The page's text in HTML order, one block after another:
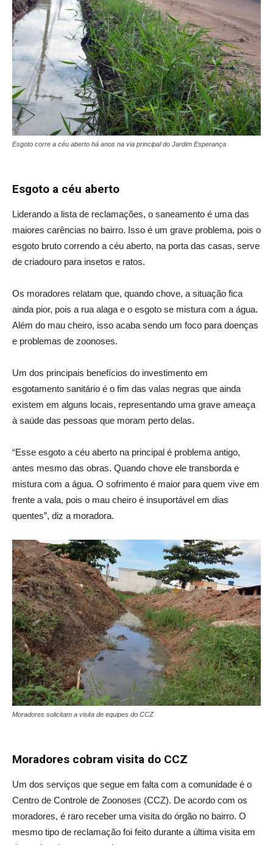
Esgoto corre a céu aberto há anos na via principal do Jardim Esperança
Esgoto a céu aberto
Liderando a lista de reclamações, o saneamento é uma das
maiores carências no bairro. Isso é um grave problema, pois o
esgoto bruto correndo a céu aberto, na porta das casas, serve
de criadouro para insetos e ratos.
Os moradores relatam que, quando chove, a situação fica
ainda pior, pois a rua alaga e o esgoto se mistura com a água.
Além do mau cheiro, isso acaba sendo um foco para doenças
e problemas de zoonoses.
Um dos principais benefícios do investimento em
esgotamento sanitário é o fim das valas negras que ainda
existem em alguns locais, representando uma grave ameaça
à saúde das pessoas que moram perto delas.
“Esse esgoto a céu aberto na principal é problema antigo,
antes mesmo das obras. Quando chove ele transborda e
mistura com a água. O sofrimento é maior para quem vive em
frente a vala, pois o mau cheiro é insuportável em dias
quentes”, diz a moradora.
Moradores solicitam a visita de equipes do CCZ
Moradores cobram visita do CCZ
Um dos serviços que segue em falta com a comunidade é o
Centro de Controle de Zoonoses (CCZ). De acordo com os
moradores, é raro receber uma visita do órgão no bairro. O
mesmo tipo de reclamação foi feito durante a última visita em